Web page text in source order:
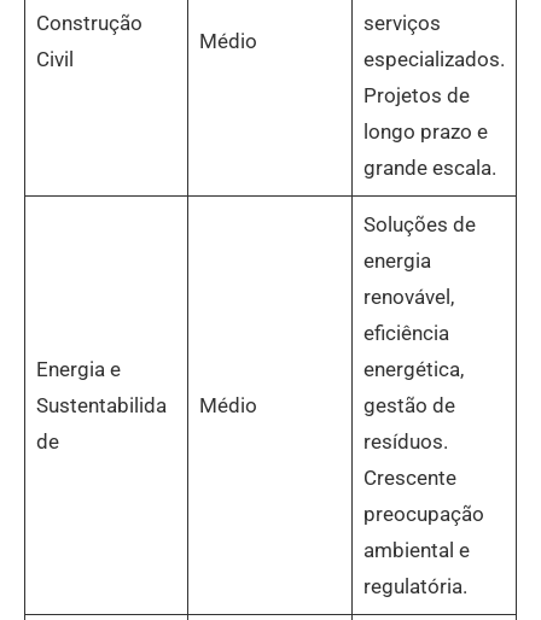
Construção
Civil
Médio
serviços
especializados.
Projetos de
longo prazo e
grande escala.
Energia e
Sustentabilida
de
Médio
Soluções de
energia
renovável,
eficiência
energética,
gestão de
resíduos.
Crescente
preocupação
ambiental e
regulatória.